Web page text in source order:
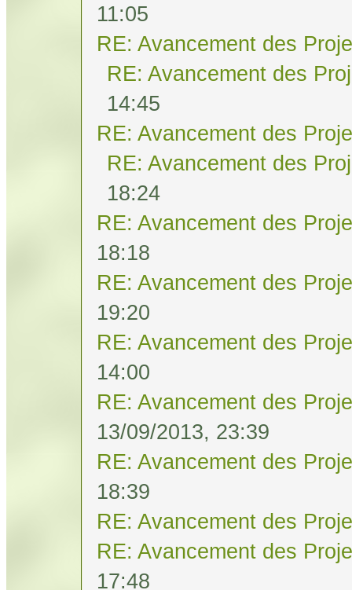
11:05
RE: Avancement des
RE: Avancement des
14:45
RE: Avancement des
RE: Avancement des
18:24
RE: Avancement des
18:18
RE: Avancement des
19:20
RE: Avancement des
14:00
RE: Avancement des
13/09/2013, 23:39
RE: Avancement des
18:39
RE: Avancement des
RE: Avancement des
17:48